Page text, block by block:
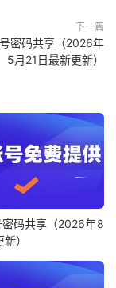
下一篇
密码共享（2026年
5月21日最新更新）
码共享（2026年8
）